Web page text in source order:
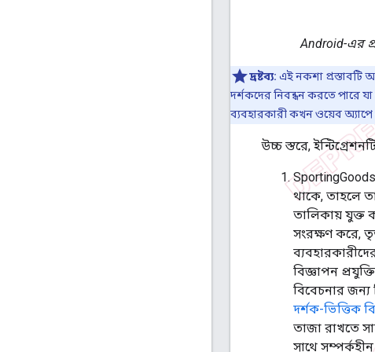
Android-এর
দ্রষ্টব্য: এই নকশা প্রস্তাবটি
দর্শকদের নিবন্ধন করতে পারে
ব্যবহারকারী কখন ওয়েব অ্যাপে
উচ্চ স্তরে,
থাকে, তাহলে
তালিকায় যুক্ত
সংরক্ষণ করে,
বিজ্ঞাপন
বিবেচনার জন্য
দর্শক-ভিত্তিক
তাজা রাখতে
সাথে